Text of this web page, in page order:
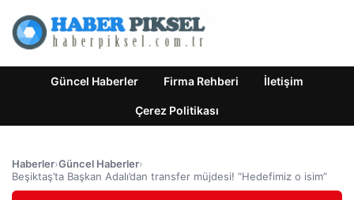
Güncel Haberler Firma Rehberi İletişim
Çerez Politikası
Haberler›Güncel Haberler›
Beşiktaş’ta Başkan Adalı’dan transfer müjdesi! “Hedefimiz o isim”